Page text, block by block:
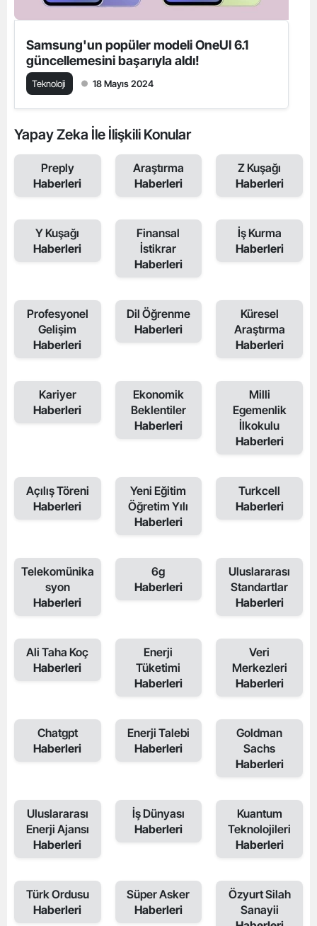
Samsung'un popüler modeli OneUI 6.1
güncellemesini başarıyla aldı!
Teknoloji 18 Mayıs 2024
Yapay Zeka İle İlişkili Konular
Preply
Haberleri
Araştırma
Haberleri
Z Kuşağı
Haberleri
Y Kuşağı
Haberleri
Finansal
İstikrar
Haberleri
İş Kurma
Haberleri
Profesyonel
Gelişim
Haberleri
Dil Öğrenme
Haberleri
Küresel
Araştırma
Haberleri
Kariyer
Haberleri
Ekonomik
Beklentiler
Haberleri
Milli
Egemenlik
İlkokulu
Haberleri
Açılış Töreni
Haberleri
Yeni Eğitim
Öğretim Yılı
Haberleri
Turkcell
Haberleri
Telekomünika
syon
Haberleri
6g
Haberleri
Uluslararası
Standartlar
Haberleri
Ali Taha Koç
Haberleri
Enerji
Tüketimi
Haberleri
Veri
Merkezleri
Haberleri
Chatgpt
Haberleri
Enerji Talebi
Haberleri
Goldman
Sachs
Haberleri
Uluslararası
Enerji Ajansı
Haberleri
İş Dünyası
Haberleri
Kuantum
Teknolojileri
Haberleri
Türk Ordusu
Haberleri
Süper Asker
Haberleri
Özyurt Silah
Sanayii